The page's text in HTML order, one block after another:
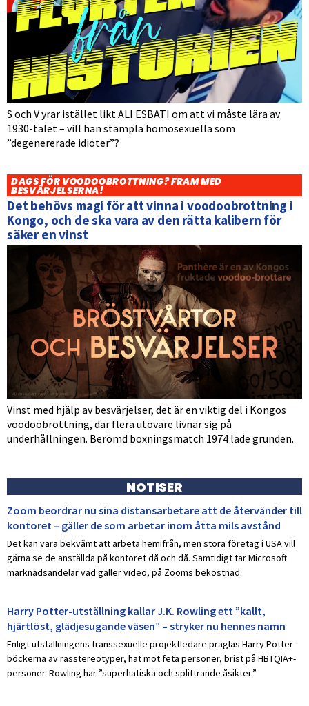
S och V yrar istället likt ALI ESBATI om att vi måste lära av
1930-talet – vill han stämpla homosexuella som
”degenererade idioter”?
DAGS FÖR VOODOOBROTTNING? FRAM MED
BESVÄRJELSERNA!
Det behövs magi för att vinna i voodoobrottning i
Kongo, och de ska vara av den rätta kalibern för
säker en vinst
Vinst med hjälp av besvärjelser, det är en viktig del i Kongos
voodoobrottning, där flera utövare livnär sig på
underhållningen. Berömd boxningsmatch 1974 lade grunden.
NOTISER
Zoom beordrar nu sina distansarbetare att de återvänder till
kontoret – gäller de som arbetar inom åtta mils avstånd
Det kan vara bekvämt att arbeta hemifrån, men stora företag i USA vill
gärna se de anställda på kontoret då och då. Samtidigt tar Microsoft
marknadsandelar vad gäller video, på Zooms bekostnad.
Harry Potter-utställning kallar J.K. Rowling ett ”kallt,
hjärtlöst, glädjesugande väsen” – stryker nu hennes namn
Enligt utställningens transsexuelle projektledare präglas Harry Potter-
böckerna av rasstereotyper, hat mot feta personer, brist på HBTQIA+-
personer. Rowling har ”superhatiska och splittrande åsikter.”